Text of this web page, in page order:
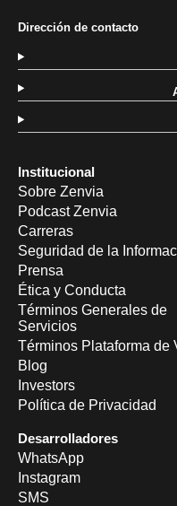
Institucional
Sobre Zenvia
Podcast Zenvia
Carreras
Seguridad de la
Prensa
Ética y Conducta
Términos Generales de
Servicios
Términos Plataforma de
Blog
Investors
Política de Privacidad
Desarrolladores
WhatsApp
Instagram
SMS
Dirección de contacto